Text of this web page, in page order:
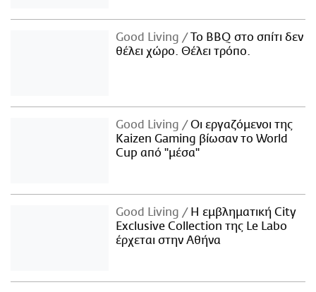
Good Living
Το BBQ στο σπίτι δεν
θέλει χώρο. Θέλει τρόπο.
Good Living
Οι εργαζόμενοι της
Kaizen Gaming βίωσαν το World
Cup από "μέσα"
Good Living
Η εμβληματική City
Exclusive Collection της Le Labo
έρχεται στην Αθήνα